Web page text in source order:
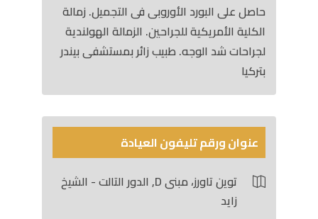
حاصل على البورد الأوروبى فى التجميل. زمالة
الكلية الأمريكية للجراحين. الزمالة الهولندية
لجراحات شد الوجه. طبيب زائر بمستشفى بيندر
بتركيا
عنوان ورقم تليفون العيادة
توين تاورز، مبنى D, الدور التالت - الشيخ
زايد